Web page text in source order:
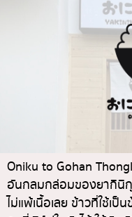
ปิ้งย่างญี่ปุ่น/ยากินิกุ
ไก่ย่างเสียบไม้สไตล์ญี่
โซบะ/อุด้ง
ขนมหวานญี่ปุ่น
เจริญกรุง
พร้อมพงษ์
อโศก
อารีย์
บทความที่KOLแนะนำ
Oniku to Gohan
อันกลมกล่อมของยากินิ
ไม่แพ้เนื้อเลย ข้าวที่ใช้